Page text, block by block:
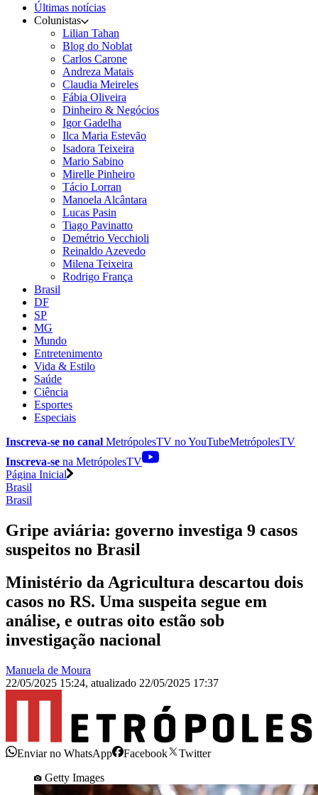
Últimas notícias
Colunistas
Lilian Tahan
Blog do Noblat
Carlos Carone
Andreza Matais
Claudia Meireles
Fábia Oliveira
Dinheiro & Negócios
Igor Gadelha
Ilca Maria Estevão
Isadora Teixeira
Mario Sabino
Mirelle Pinheiro
Tácio Lorran
Manoela Alcântara
Lucas Pasin
Tiago Pavinatto
Demétrio Vecchioli
Reinaldo Azevedo
Milena Teixeira
Rodrigo França
Brasil
DF
SP
MG
Mundo
Entretenimento
Vida & Estilo
Saúde
Ciência
Esportes
Especiais
Inscreva-se no canal MetrópolesTV noYouTubeMetrópolesTV
Inscreva-se na MetrópolesTV
Página Inicial
Brasil
Brasil
Gripe aviária: governo investiga 9 casos
suspeitos no Brasil
Ministério da Agricultura descartou dois
casos no RS. Uma suspeita segue em
análise, e outras oito estão sob
investigação nacional
Manuela de Moura
22/05/2025 15:24, atualizado 22/05/2025 17:37
Enviar no WhatsApp Facebook
Twitter
Getty Images